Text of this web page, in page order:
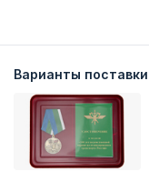
Варианты поставки